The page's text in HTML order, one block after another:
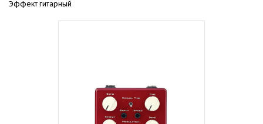
Эффект гитарный